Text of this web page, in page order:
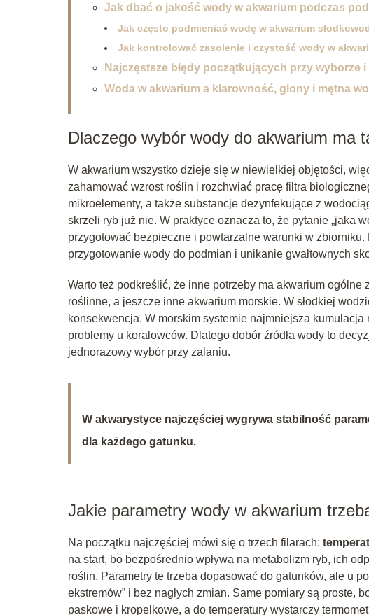
Jak dbać o jakość wody w akwarium podczas
Jak często podmieniać wodę w akwarium
Jak kontrolować zasolenie i czystość wody w
Najczęstsze błędy początkujących przy wyborze
Woda w akwarium a klarowność, glony i mętna
Dlaczego wybór wody do akwarium ma
W akwarium wszystko dzieje się w niewielkiej objętości,
zahamować wzrost roślin i rozchwiać pracę filtra
mikroelementy, a także substancje dezynfekujące z
skrzeli ryb już nie. W praktyce oznacza to, że pytanie „jaka
przygotować bezpieczne i powtarzalne warunki w
przygotowanie wody do podmian i unikanie gwałtownych
Warto też podkreślić, że inne potrzeby ma akwarium
roślinne, a jeszcze inne akwarium morskie. W słodkiej
konsekwencja. W morskim systemie najmniejsza
problemy u koralowców. Dlatego dobór źródła wody to
jednorazowy wybór przy zalaniu.
W akwarystyce najczęściej wygrywa stabilność
dla każdego gatunku.
Jakie parametry wody w akwarium
Na początku najczęściej mówi się o trzech filarach:
na start, bo bezpośrednio wpływa na metabolizm ryb, ich
roślin. Parametry te trzeba dopasować do gatunków, ale u
ekstremów” i bez nagłych zmian. Same pomiary są proste,
paskowe i kropelkowe, a do temperatury wystarczy